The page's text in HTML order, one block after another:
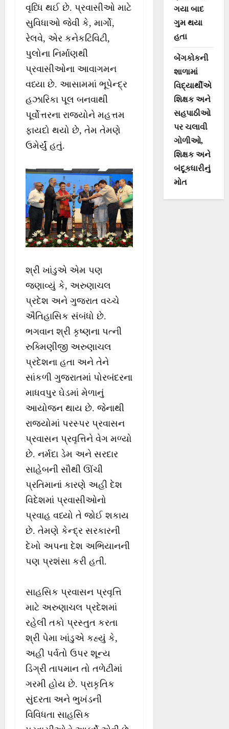
વૃધ્ધિ થઈ છે. પ્રવાસીઓ માટે
સુવિધાઓ જેવી કે, માર્ગો,
રેલવે, એર કનેકટિવિટી,
પુલોના નિર્માણથી
પ્રવાસીઓના આવાગમન
વધ્યા છે. આસામમાં ભૂપેન્દ્ર
હઝારિકા પૂલ બનવાથી
પૂર્વોત્તરના રાજ્યોને મહત્તમ
ફાયદો થયો છે, તેમ તેમણે
ઉમેર્યું હતું.
શ્રી ખાંડુએ એમ પણ
જણાવ્યું કે, અરુણાચલ
પ્રદેશ અને ગુજરાત વચ્ચે
ઐતિહાસિક સંબંધો છે.
ભગવાન શ્રી કૃષ્ણના પત્ની
રુક્મિણીજી અરુણાચલ
પ્રદેશના હતા અને તેને
સાંકળી ગુજરાતમાં પોરબંદરના
માધવપુર ઘેડમાં મેળાનું
આયોજન થાય છે. જેનાથી
રાજ્યોમાં પરસ્પર પ્રવાસન
પ્રવાસન પ્રવૃત્તિને વેગ મળ્યો
છે. નર્મદા ડેમ અને સરદાર
સાહેબની સૌથી ઊંચી
પ્રતિમાનાં કારણે અહી દેશ
વિદેશમાં પ્રવાસીઓનો
પ્રવાહ વધ્યો તે જોઈ શકાય
છે. તેમણે કેન્દ્ર સરકારની
દેખો અપના દેશ અભિયાનની
પણ પ્રશંસા કરી હતી.
સાહસિક પ્રવાસન પ્રવૃત્તિ
માટે અરુણાચલ પ્રદેશમાં
રહેલી તકો પ્રસ્તુત કરતા
શ્રી પેમા ખાંડુએ કહ્યું કે,
અહી પર્વતો ઉપર શૂન્ય
ડિગ્રી તાપમાન તો તળેટીમાં
ગરમી હોય છે. પ્રાકૃતિક
સુંદરતા અને ભુખંડની
વિવિધતા સાહસિક
ગયા બાદ
ગુમ થયા
હતા
બેંગકોકની
શાળામાં
વિદ્યાર્થીએ
શિક્ષક અને
સહપાઠીઓ
પર ચલાવી
ગોળીઓ,
શિક્ષક અને
બંદૂકધારીનું
મોત